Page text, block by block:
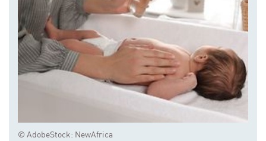
© AdobeStock: NewAfrica